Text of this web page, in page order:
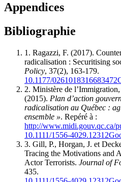
Appendices
Bibliographie
1. Ragazzi, F. (2017).
radicalisation : Securitising
Policy, 37(2), 163-179.
10.1177/0261018316683472
2. Ministère de
(2015). Plan d’action
radicalisation au Québec :
ensemble ». Repéré à :
http://www.midi.gouv.qc.ca/
10.1111/1556-4029.12312
3. Gill, P., Horgan, J. et
Tracing the Motivations and
Actor Terrorists. Journal of
435.